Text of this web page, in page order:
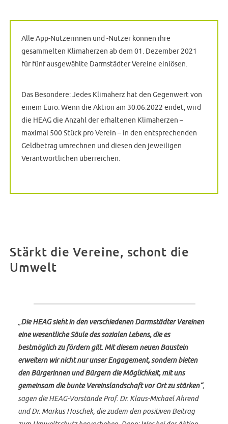
Alle App-Nutzerinnen und -Nutzer können ihre
gesammelten Klimaherzen ab dem 01. Dezember 2021
für fünf ausgewählte Darmstädter Vereine einlösen.
Das Besondere: Jedes Klimaherz hat den Gegenwert von
einem Euro. Wenn die Aktion am 30.06.2022 endet, wird
die HEAG die Anzahl der erhaltenen Klimaherzen –
maximal 500 Stück pro Verein – in den entsprechenden
Geldbetrag umrechnen und diesen den jeweiligen
Verantwortlichen überreichen.
Stärkt die Vereine, schont die
Umwelt
Die HEAG sieht in den verschiedenen Darmstädter Vereinen
eine wesentliche Säule des sozialen Lebens, die es
bestmöglich zu fördern gilt. Mit diesem neuen Baustein
erweitern wir nicht nur unser Engagement, sondern bieten
den Bürgerinnen und Bürgern die Möglichkeit, mit uns
gemeinsam die bunte Vereinslandschaft vor Ort zu stärken“,
sagen die HEAG-Vorstände Prof. Dr. Klaus-Michael Ahrend
und Dr. Markus Hoschek, die zudem den positiven Beitrag